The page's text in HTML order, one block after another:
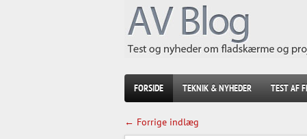
FORSIDE TEKNIK & NYHEDER TEST AF
← Forrige indlæg